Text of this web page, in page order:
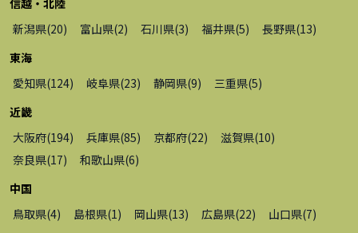
新潟県(20) 富山県(2) 石川県(3) 福井県(5) 長野県(13)
東海
愛知県(124) 岐阜県(23) 静岡県(9) 三重県(5)
近畿
大阪府(194) 兵庫県(85) 京都府(22) 滋賀県(10)
奈良県(17) 和歌山県(6)
中国
鳥取県(4) 島根県(1 ) 岡山県(13) 広島県(22) 山口県(7)